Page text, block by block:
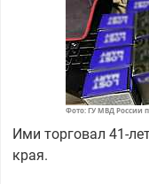
Фото: ГУ МВД России
Ими торговал 41-
края.